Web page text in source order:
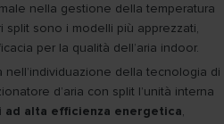
nella gestione della temperatura
sono i modelli più apprezzati,
per la qualità dell’aria indoor.
nell’individuazione della tecnologia di
d’aria con split l’unità interna
ad alta efficienza energetica,